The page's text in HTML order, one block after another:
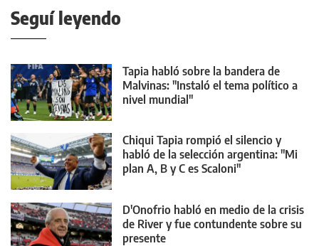
Seguí leyendo
Tapia habló sobre la bandera de
Malvinas: "Instaló el tema político a
nivel mundial"
Chiqui Tapia rompió el silencio y
habló de la selección argentina: "Mi
plan A, B y C es Scaloni"
D'Onofrio habló en medio de la crisis
de River y fue contundente sobre su
presente